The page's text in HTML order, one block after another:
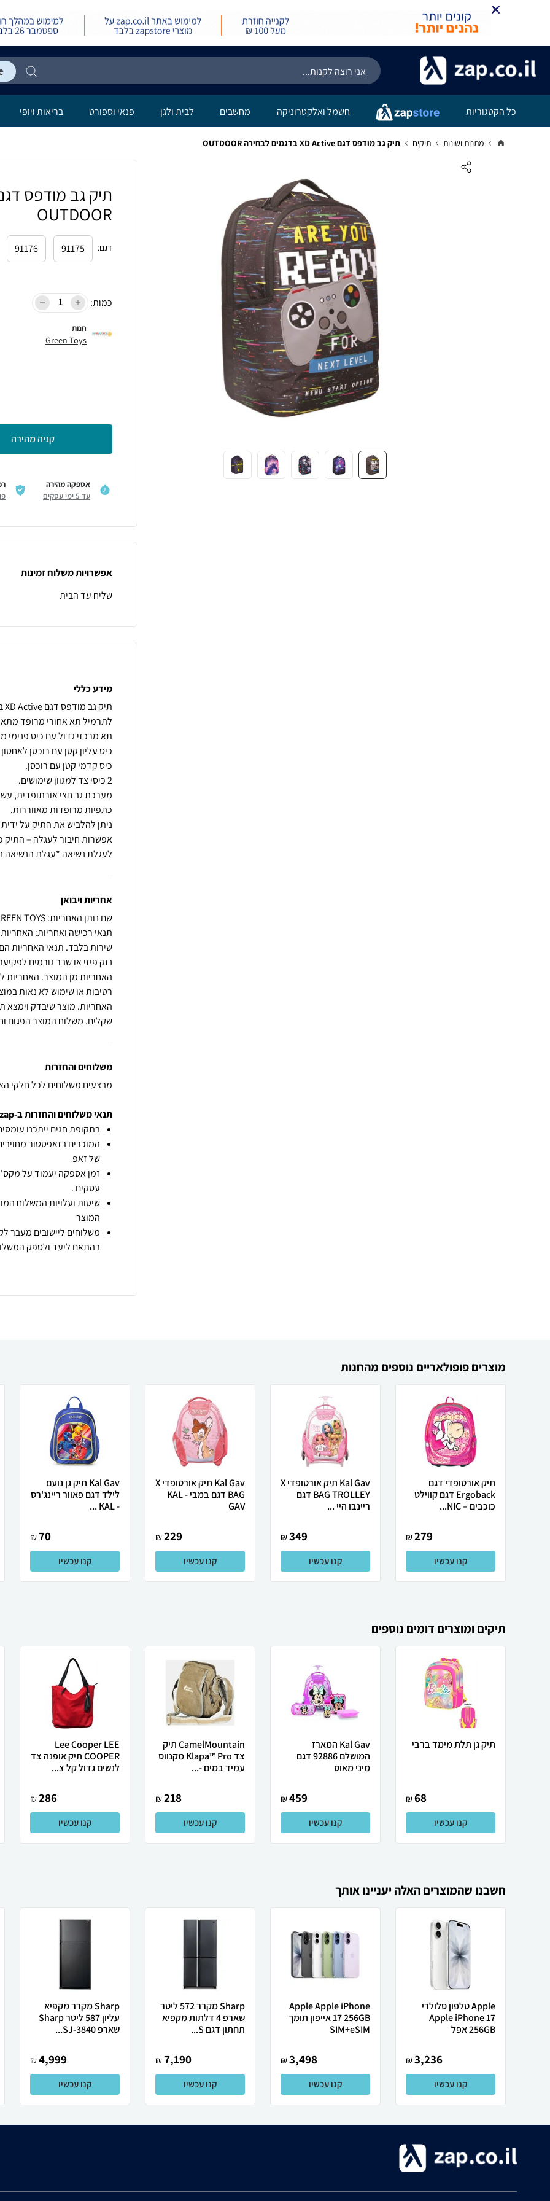
כל הקטגוריות חשמל ואלקטרוניקה מחשבים לבית ולגן פנאי וספורט בריאות ויופי
מתנות ושונות תיקים תיק גב מודפס דגם XD Active בדגמים לבחירה OUTDOOR
OUTDOOR
דגם:
91175
91176
כמות:
חנות
Green-Toys
קניה מהירה
אספקה מהירה
עד 5 ימי עסקים
אפשרויות משלוח זמינות
שליח עד הבית
מידע כללי
אפשרות חיבור לעגלה – התיק
לעגלת נשיאה *עגלת הנשיאה
אחריות ויבואן
שם נותן האחריות: GREEN TOYS
שירות בלבד. תנאי האחריות
נזק פיזי או שבר גורמים
האחריות מן המוצר.
רטיבות או שימוש לא נאות
שקלים. משלוח המוצר הפגום
משלוחים והחזרות
מבצעים משלוחים לכל חלקי
תנאי משלוחים והחזרות ב-zap
בתקופת חגים ייתכנו
המוכרים בזאפסטור
של זאפ
זמן אספקה יעמוד על מקס' 7 ימי עסקים מיום
עסקים .
שיטות ועלויות המשלוח
המוצר
משלוחים ליישובים מעבר
בהתאם ליעד ולספק
מוצרים פופולאריים נוספים מהחנות
תיק אורטופדי דגם
Ergoback דגם קווילט
כוכבים – NIC...
279
₪
קנו עכשיו
Kal Gav תיק אורטופדי X
BAG TROLLEY דגם
ריינבו היי ...
349
₪
קנו עכשיו
Kal Gav תיק אורטופדי X
BAG דגם במבי - KAL
GAV
229
₪
קנו עכשיו
Kal Gav תיק גן נועם
לילד דגם פאוור ריינג'רס
- KAL ...
70
₪
קנו עכשיו
תיקים ומוצרים דומים נוספים
תיק גן תלת מימד ברבי
68
₪
קנו עכשיו
Kal Gav המארז
המושלם 92886 דגם
מיני מאוס
459
₪
קנו עכשיו
CamelMountain תיק
צד Klapa™ Pro מקנווס
עמיד במים -...
218
₪
קנו עכשיו
Lee Cooper LEE
COOPER תיק אופנה צד
לנשים גדול קל צ...
286
₪
קנו עכשיו
חשבנו שהמוצרים האלה יעניינו אותך
Apple טלפון סלולרי
Apple iPhone 17
256GB אפל
3,236
₪
קנו עכשיו
Apple Apple iPhone
17 256GB אייפון תומך
SIM+eSIM
3,498
₪
קנו עכשיו
Sharp מקרר 572 ליטר
שארפ 4 דלתות מקפיא
תחתון דגם S...
7,190
₪
קנו עכשיו
Sharp מקרר מקפיא
עליון 587 ליטר Sharp
שארפ SJ-3840...
4,999
₪
קנו עכשיו